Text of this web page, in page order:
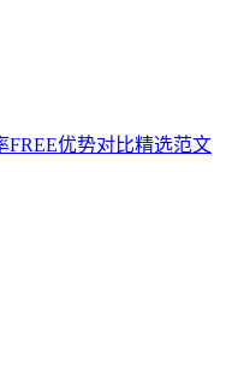
FREE优势对比精选范文